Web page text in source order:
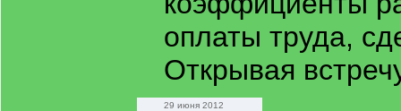
оплаты труда,
Открывая
29 июня 2012